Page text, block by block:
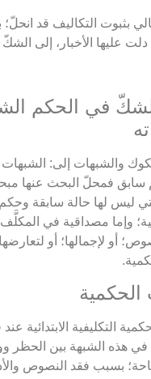
بثبوت التكاليف قد
دلت عليها الأخبار، إلى
في الحكم
والشبهات إلى: الشبهات
سابق فمحلّ البحث عنها
ليس لها حالة سابقة
وإما مصداقية في
أو لإجمالها؛ أو
الحكمية
التكليفية الابتدائية
هذه الشبهة بين الحظر
بسبب فقد النصوص